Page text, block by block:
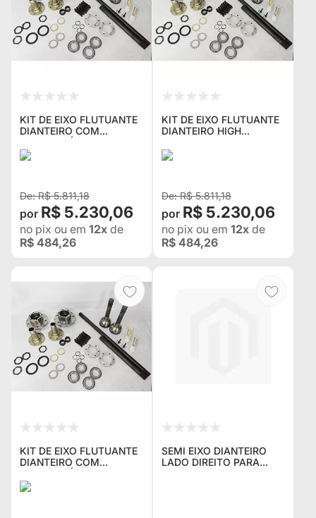
KIT DE EIXO FLUTUANTE
DIANTEIRO COM
HOMOCINÉTICAS,HIGH
PERFORMANCE PARA F-
75 30 ESTRIAS O EIXO
R$ 5.811,18
R$ 5.230,06
no pix ou em 12x de
R$ 484,26
KIT DE EIXO FLUTUANTE
DIANTEIRO HIGH
HOMOCINÉTICAS PARA
WILLYS OU FORD 19
R$ 5.811,18
R$ 5.230,06
no pix ou em 12x de
R$ 484,26
KIT DE EIXO FLUTUANTE
DIANTEIRO COM
HOMOCINÉTICAS HIGH
PERFORMANCE PARA
RURAL 19 ESTRIAS O
SEMI EIXO DIANTEIRO
LADO DIREITO PARA